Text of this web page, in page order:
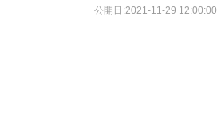
公開日:2021-11-29 12:00:00